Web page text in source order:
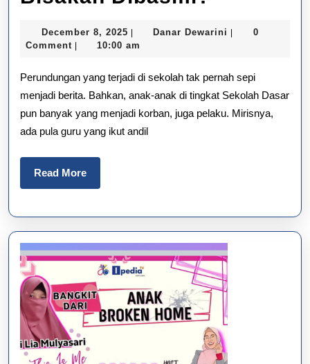
Sekolah:
Bisakah
Dibasmi?
December 8, 2025 December
8,
Danar Dewarini Danar0
Comment
10:00 am
Perundungan yang terjadi di sekolah tak pernah sepi
menjadi berita. Bahkan, anak-anak di tingkat Sekolah Dasar
pun banyak yang menjadi korban, juga pelaku. Mirisnya,
ada pula guru yang ikut andil
Read MoreRead
More